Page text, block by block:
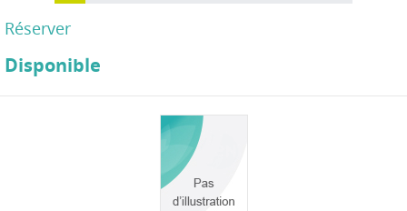
Réserver
Disponible